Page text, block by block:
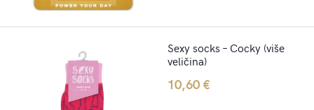
Sexy socks – Cocky (više
veličina)
10,60€